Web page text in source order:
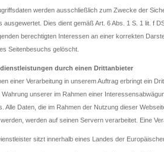
werden ausschließlich zum Zwecke der
ausgewertet. Dies dient gemäß Art. 6 Abs. 1 S. 1 lit. f
berechtigten Interessen an einer korrekten
Seitenbesuchs gelöscht.
durch einen Drittanbieter
einer Verarbeitung in unserem Auftrag erbringt ein
Wahrung unserer im Rahmen einer
Alle Daten, die im Rahmen der Nutzung dieser
werden auf seinen Servern verarbeitet. Eine
sitzt innerhalb eines Landes der